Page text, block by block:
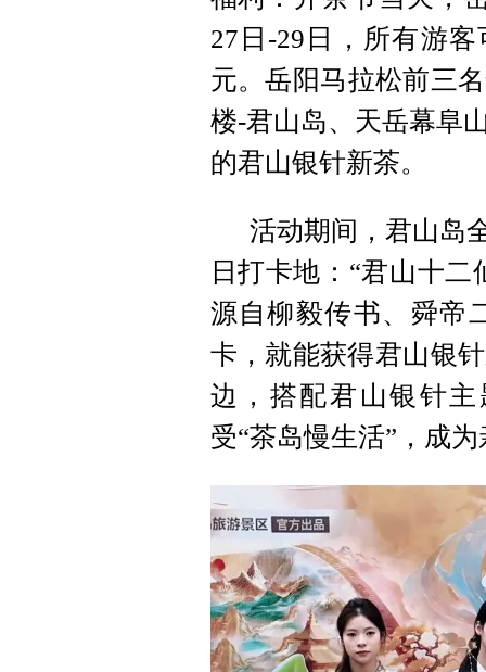
27日-29日，所有游
元。岳阳马拉松前三
楼-君山岛、天岳幕阜
的君山银针新茶。
活动期间，君山岛
日打卡地：“君山十二
源自柳毅传书、舜帝
卡，就能获得君山银
边，搭配君山银针
受“茶岛慢生活”，成